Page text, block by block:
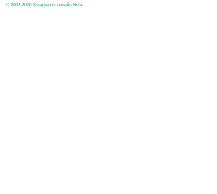
© 2003-2026 Закарпаття онлайн Beta